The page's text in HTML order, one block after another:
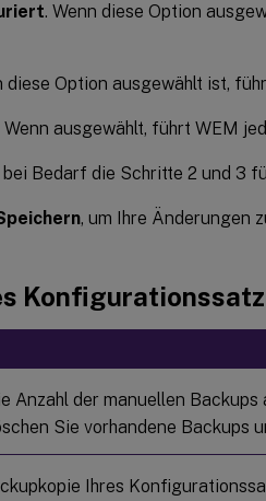
. Wenn diese Option
diese Option ausgewählt ist,
Wenn ausgewählt, führt WEM
Bedarf die Schritte 2 und 3
, um Ihre Änderungen
Anzahl der manuellen
Sie vorhandene Backups
Ihres